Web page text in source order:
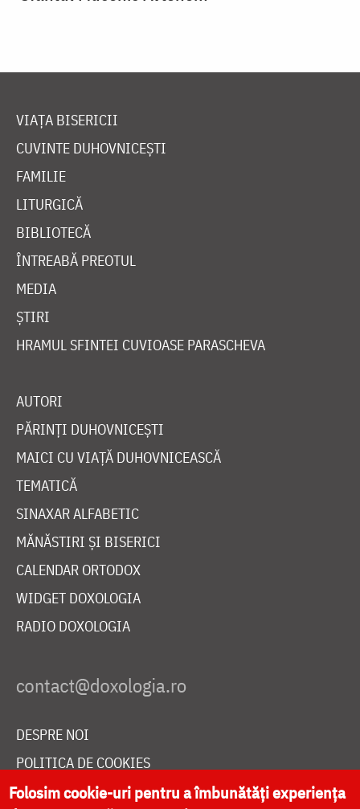
VIAȚA BISERICII
CUVINTE DUHOVNICEȘTI
FAMILIE
LITURGICĂ
BIBLIOTECĂ
ÎNTREABĂ PREOTUL
MEDIA
ȘTIRI
HRAMUL SFINTEI CUVIOASE PARASCHEVA
AUTORI
PĂRINȚI DUHOVNICEȘTI
MAICI CU VIAȚĂ DUHOVNICEASCĂ
TEMATICĂ
SINAXAR ALFABETIC
MĂNĂSTIRI ȘI BISERICI
CALENDAR ORTODOX
WIDGET DOXOLOGIA
RADIO DOXOLOGIA
DESPRE NOI
POLITICA DE COOKIES
DONEAZĂ ONLINE PENTRU CATEDRALA NAȚIONALĂ
Folosim cookie-uri pentru a îmbunătăți experiența